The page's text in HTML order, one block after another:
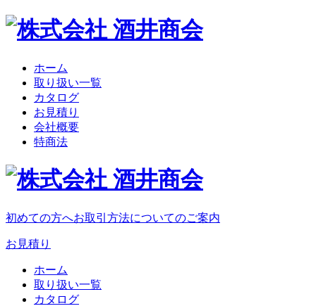
ホーム
取り扱い一覧
カタログ
お見積り
会社概要
特商法
初めての方へお取引方法についてのご案内
お見積り
ホーム
取り扱い一覧
カタログ